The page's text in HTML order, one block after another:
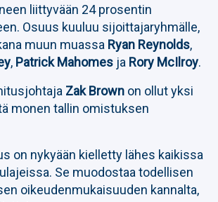
liittyvään 24 prosentin
Osuus kuuluu sijoittajaryhmälle,
muun muassa Ryan Reynolds,
, Patrick Mahomes ja Rory McIlroy.
Zak Brown on ollut yksi
monen tallin omistuksen
on nykyään kielletty lähes kaikissa
Se muodostaa todellisen
oikeudenmukaisuuden kannalta,